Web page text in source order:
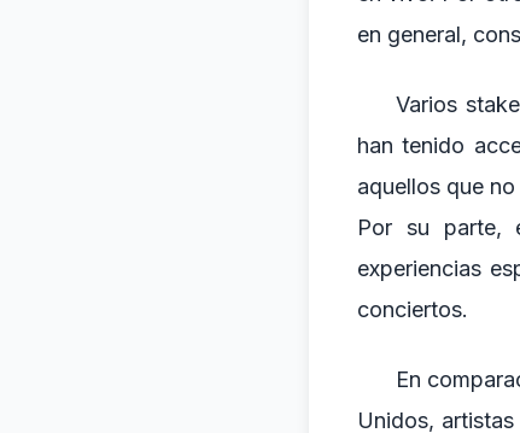
en general,
Varios
han tenido
aquellos que
Por su parte,
experiencias
conciertos.
En
Unidos,